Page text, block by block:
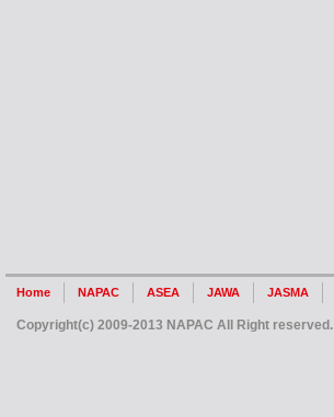
Home NAPAC ASEA JAWA JASMA
Copyright(c) 2009-2013 NAPAC All Right reserved.